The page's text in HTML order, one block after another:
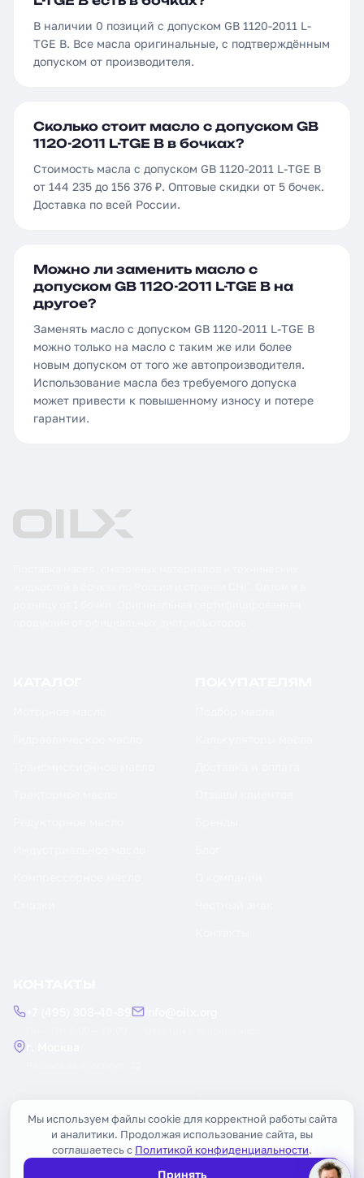
В наличии 0 позиций с допуском GB 1120-2011 L-
TGE B. Все масла оригинальные, с подтверждённым
допуском от производителя.
Сколько стоит масло с допуском GB
1120-2011 L-TGE B в бочках?
Стоимость масла с допуском GB 1120-2011 L-TGE B
от 144 235 до 156 376 ₽. Оптовые скидки от 5 бочек.
Доставка по всей России.
Можно ли заменить масло с
допуском GB 1120-2011 L-TGE B на
другое?
Заменять масло с допуском GB 1120-2011 L-TGE B
можно только на масло с таким же или более
новым допуском от того же автопроизводителя.
Использование масла без требуемого допуска
может привести к повышенному износу и потере
гарантии.
Мы используем файлы cookie для корректной работы сайта
и аналитики. Продолжая использование сайта, вы
соглашаетесь с Политикой конфиденциальности.
Принять